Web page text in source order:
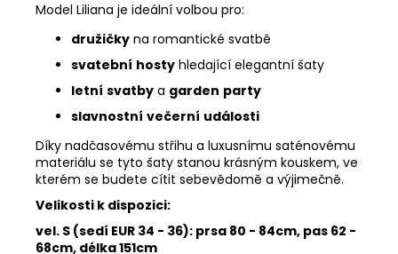
Model Liliana je ideální volbou pro:
družičky na romantické svatbě
svatební hosty hledající elegantní šaty
letní svatby a garden party
slavnostní večerní události
Díky nadčasovému střihu a luxusnímu saténovému
materiálu se tyto šaty stanou krásným kouskem, ve
kterém se budete cítit sebevědomě a výjimečně.
Velikosti k dispozici:
vel. S (sedí EUR 34 - 36): prsa 80 - 84cm, pas 62 -
68cm, délka 151cm